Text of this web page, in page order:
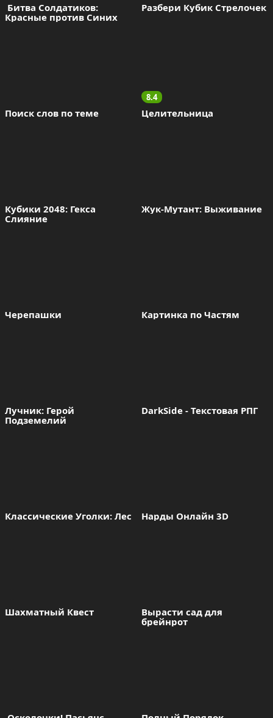
Битва Солдатиков:
Красные против Синих
Разбери Кубик Стрелочек
Поиск слов по теме
8.4
Целительница
Кубики 2048: Гекса
Слияние
Жук-Мутант: Выживание
Картинка по Частям
Лучник: Герой
Подземелий
DarkSide - Текстовая РПГ
Классические Уголки: Лес Нарды Онлайн 3D
Шахматный Квест
Вырасти сад для
брейнрот